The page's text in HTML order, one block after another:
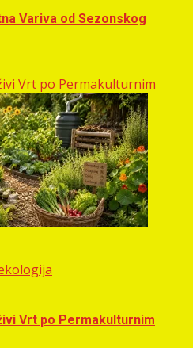
Variva od Sezonskog
Vrt po Permakulturnim
Vrt po Permakulturnim